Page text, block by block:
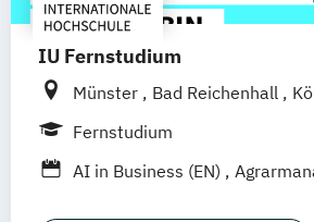
IU Fernstudium
Münster Bad Reichenhall
Freiburg
Bielefeld Deggendorf
Oberhausen Offenbach
Fernstudium
AI in Business (EN)